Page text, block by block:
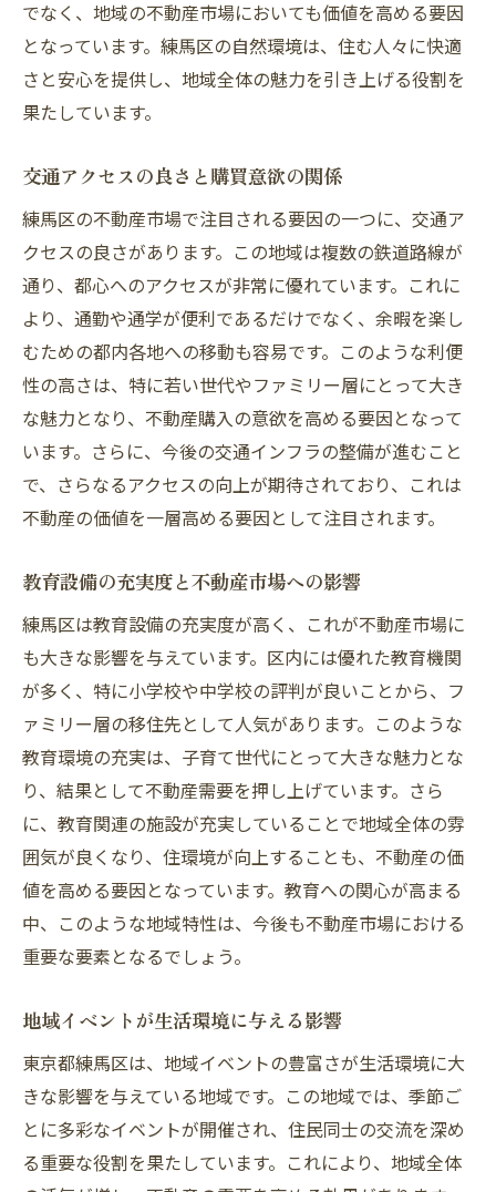
口コミを利用した信頼構築の手法
東京練馬区で不動産を売却するための実践的ア
プローチ
プロフェッショナルなサポートの必要性
売却前に行うべき物件の魅力向上策
効率的な内見スケジュールの組み方
購入者への説得力あるプレゼンテーション
売却契約の段取りと交渉のポイント
練馬区で不動産売却を成功させるための段階的
ガイド
市場調査から始める第一歩
価格設定と販売プランの策定
物件の魅力を最大化するための準備
内見から契約成立までの流れ
アフターケアとコミュニケーションの重要
性
家族連れが魅力を感じる練馬区不動産の特徴と
売却ポイント
校区と学区が不動産価値に与える影響
子育て世代に人気の住環境要素
安全で安心な地域社会の提供
子供向け施設の充実度と不動産需要
空間の使い勝手の良さとそのアピール法
家族構成に合った物件提案のコツ
なステップ
成功事例に見る市場の動向分析
効果的な販売戦略の構築法
物件の魅力を引き立てるプレゼン技術
顧客のニーズに応えるフレキシブルな対応
でなく、地域の不動産市場においても価値を高める要因
となっています。練馬区の自然環境は、住む人々に快適
さと安心を提供し、地域全体の魅力を引き上げる役割を
果たしています。
交通アクセスの良さと購買意欲の関係
練馬区の不動産市場で注目される要因の一つに、交通ア
クセスの良さがあります。この地域は複数の鉄道路線が
通り、都心へのアクセスが非常に優れています。これに
より、通勤や通学が便利であるだけでなく、余暇を楽し
むための都内各地への移動も容易です。このような利便
性の高さは、特に若い世代やファミリー層にとって大き
な魅力となり、不動産購入の意欲を高める要因となって
います。さらに、今後の交通インフラの整備が進むこと
で、さらなるアクセスの向上が期待されており、これは
不動産の価値を一層高める要因として注目されます。
教育設備の充実度と不動産市場への影響
練馬区は教育設備の充実度が高く、これが不動産市場に
も大きな影響を与えています。区内には優れた教育機関
が多く、特に小学校や中学校の評判が良いことから、フ
ァミリー層の移住先として人気があります。このような
教育環境の充実は、子育て世代にとって大きな魅力とな
り、結果として不動産需要を押し上げています。さら
に、教育関連の施設が充実していることで地域全体の雰
囲気が良くなり、住環境が向上することも、不動産の価
値を高める要因となっています。教育への関心が高まる
中、このような地域特性は、今後も不動産市場における
重要な要素となるでしょう。
地域イベントが生活環境に与える影響
東京都練馬区は、地域イベントの豊富さが生活環境に大
きな影響を与えている地域です。この地域では、季節ご
とに多彩なイベントが開催され、住民同士の交流を深め
る重要な役割を果たしています。これにより、地域全体